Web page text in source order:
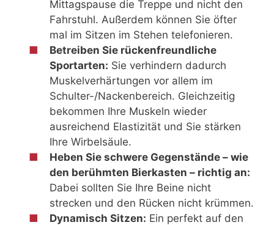
Mittagspause die Treppe und nicht den
Fahrstuhl. Außerdem können Sie öfter
mal im Sitzen im Stehen telefonieren.
Betreiben Sie rückenfreundliche
Sportarten: Sie verhindern dadurch
Muskelverhärtungen vor allem im
Schulter-/Nackenbereich. Gleichzeitig
bekommen Ihre Muskeln wieder
ausreichend Elastizität und Sie stärken
Ihre Wirbelsäule.
Heben Sie schwere Gegenstände – wie
den berühmten Bierkasten – richtig an:
Dabei sollten Sie Ihre Beine nicht
strecken und den Rücken nicht krümmen.
Dynamisch Sitzen: Ein perfekt auf den